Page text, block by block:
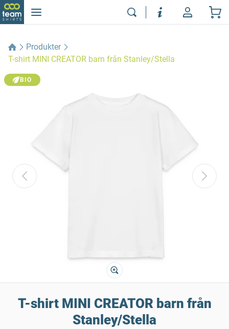
Produkter
T-shirt MINI CREATOR barn från Stanley/Stella
BIO
T-shirt MINI CREATOR barn från
Stanley/Stella